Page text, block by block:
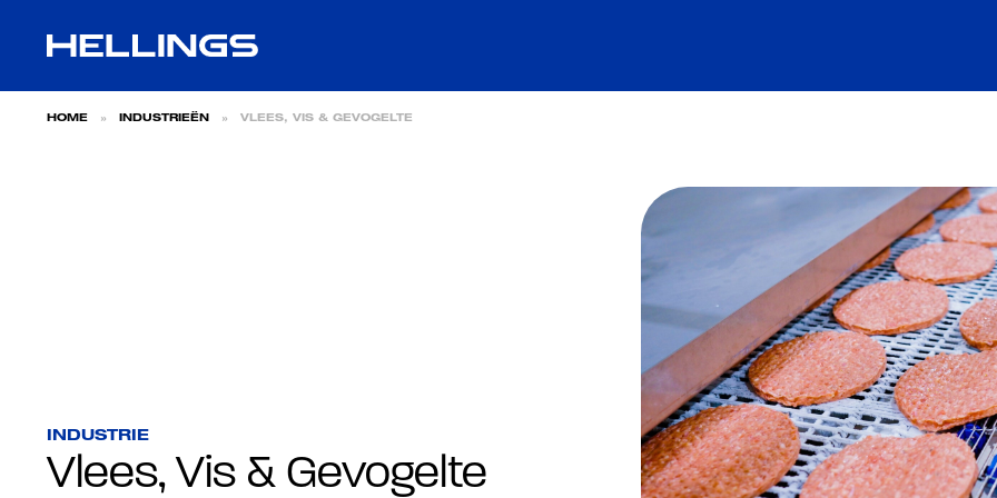
HOME » INDUSTRIEËN » VLEES, VIS & GEVOGELTE
INDUSTRIE
Vlees, Vis & Gevogelte